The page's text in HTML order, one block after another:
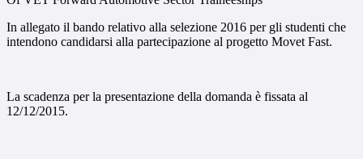
In allegato il bando relativo alla selezione 2016 per gli studenti che
intendono candidarsi alla partecipazione al progetto Movet Fast.
La scadenza per la presentazione della domanda è fissata al
12/12/2015.